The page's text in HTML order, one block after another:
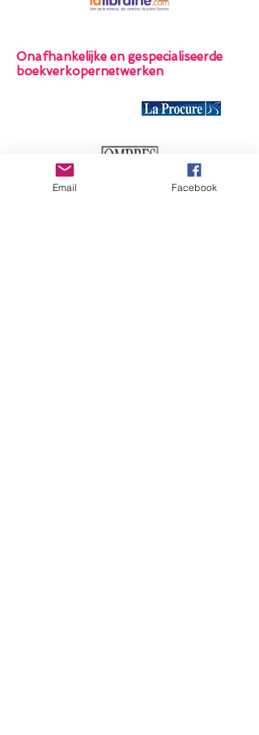
Onafhankelijke en gespecialiseerde
boekverkopernetwerken
Email Facebook